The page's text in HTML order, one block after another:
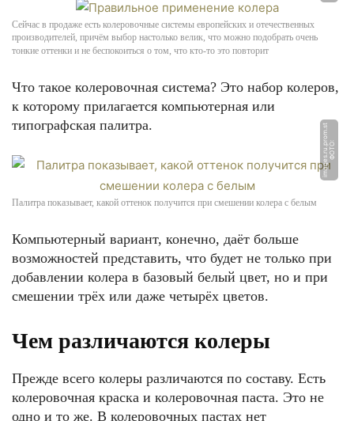
Сейчас в продаже есть колеровочные системы европейских и отечественных
производителей, причём выбор настолько велик, что можно подобрать очень
тонкие оттенки и не беспокоиться о том, что кто-то это повторит
Что такое колеровочная система? Это набор колеров,
к которому прилагается компьютерная или
типографская палитра.
Ф
О
Т
О:
i
m
a
g
e
s.
r
u.
p
r
o
m.
s
t
Палитра показывает, какой оттенок получится при смешении колера с белым
Компьютерный вариант, конечно, даёт больше
возможностей представить, что будет не только при
добавлении колера в базовый белый цвет, но и при
смешении трёх или даже четырёх цветов.
Чем различаются колеры
Прежде всего колеры различаются по составу. Есть
колеровочная краска и колеровочная паста. Это не
одно и то же. В колеровочных пастах нет